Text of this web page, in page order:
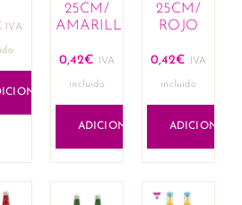
IVA
25CM/
AMARILLO
0,42€ IVA
incluido
ADICIONAR
25CM/
ROJO
0,42€ IVA
incluido
ADICIONAR